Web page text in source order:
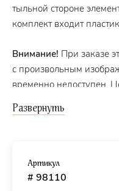
тыльной стороне
комплект входит
Внимание! При заказе
с произвольным
временно недоступен.
Артикул
# 98110